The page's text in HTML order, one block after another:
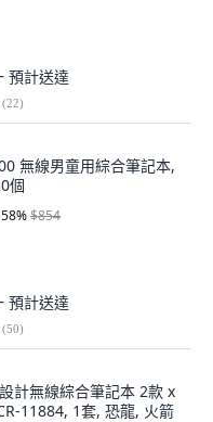
預計送達
(22)
無線男童用綜合筆記本,
個
58%$854
預計送達
(50)
計無線綜合筆記本 2款 x
11884, 1套, 恐龍, 火箭